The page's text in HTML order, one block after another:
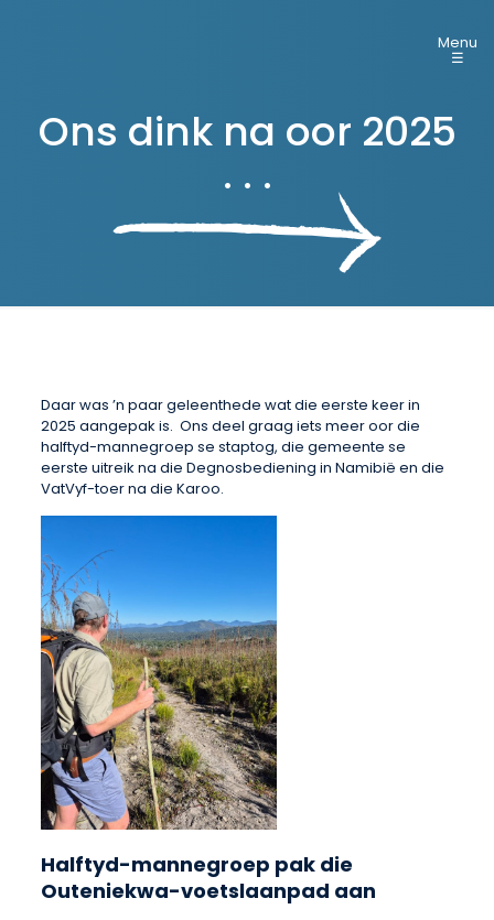
Menu
☰
Ons dink na oor 2025
. . .
Daar was ’n paar geleenthede wat die eerste keer in
2025 aangepak is. Ons deel graag iets meer oor die
halftyd-mannegroep se staptog, die gemeente se
eerste uitreik na die Degnosbediening in Namibië en die
VatVyf-toer na die Karoo.
Halftyd-mannegroep pak die
Outeniekwa-voetslaanpad aan